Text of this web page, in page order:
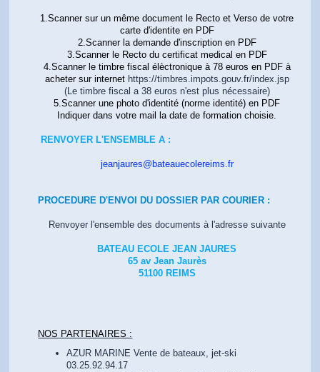
1.Scanner sur un même document le Recto et Verso de votre
carte d'identite en PDF
2.Scanner la demande d'inscription en PDF
3.Scanner le Recto du certificat medical en PDF
4.Scanner le timbre fiscal élèctronique à 78 euros en PDF à
acheter sur internet https://timbres.impots.gouv.fr/index.jsp
(Le timbre fiscal a 38 euros n'est plus nécessaire)
5.Scanner une photo d'identité (norme identité) en PDF
Indiquer dans votre mail la date de formation choisie.
RENVOYER L'ENSEMBLE A :
jeanjaures@bateauecolereims.fr
PROCEDURE D'ENVOI DU DOSSIER PAR COURIER :
Renvoyer l'ensemble des documents à l'adresse suivante
BATEAU ECOLE JEAN JAURES
65 av Jean Jaurès
51100 REIMS
NOS PARTENAIRES :
AZUR MARINE Vente de bateaux, jet-ski
03.25.92.94.17